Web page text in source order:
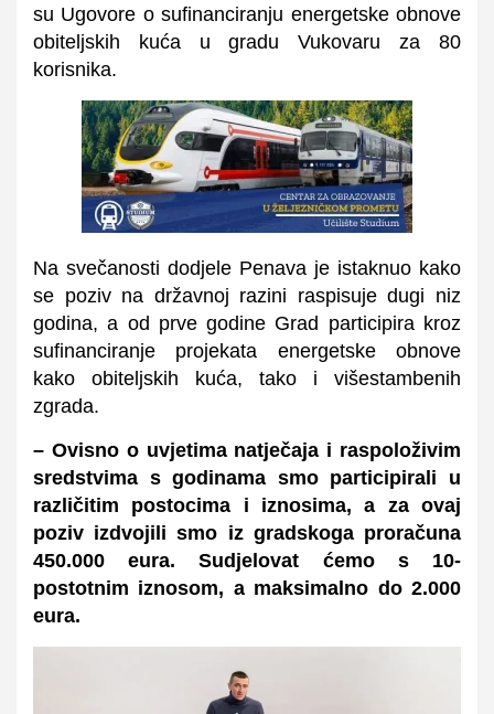
su Ugovore o sufinanciranju energetske obnove
obiteljskih kuća u gradu Vukovaru za 80
korisnika.
Na svečanosti dodjele Penava je istaknuo kako
se poziv na državnoj razini raspisuje dugi niz
godina, a od prve godine Grad participira kroz
sufinanciranje projekata energetske obnove
kako obiteljskih kuća, tako i višestambenih
zgrada.
– Ovisno o uvjetima natječaja i raspoloživim
sredstvima s godinama smo participirali u
različitim postocima i iznosima, a za ovaj
poziv izdvojili smo iz gradskoga proračuna
450.000 eura. Sudjelovat ćemo s 10-
postotnim iznosom, a maksimalno do 2.000
eura.